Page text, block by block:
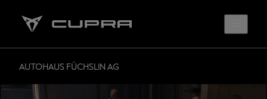
AUTOHAUS FÜCHSLIN AG